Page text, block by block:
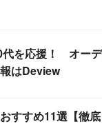
代を応援！ オーデ
はDeview
すすめ11選【徹底